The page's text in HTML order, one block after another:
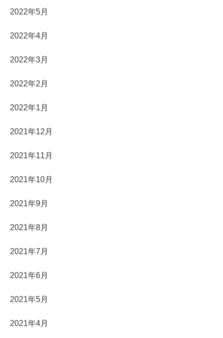
2022年5月
2022年4月
2022年3月
2022年2月
2022年1月
2021年12月
2021年11月
2021年10月
2021年9月
2021年8月
2021年7月
2021年6月
2021年5月
2021年4月